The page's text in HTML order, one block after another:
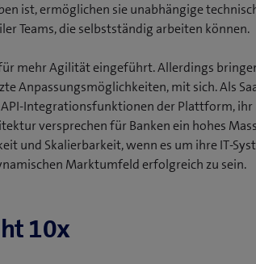
ist, ermöglichen sie unabhängige
Teams, die selbstständig arbeiten können.
mehr Agilität eingeführt. Allerdings
Anpassungsmöglichkeiten, mit sich. Als
Integrationsfunktionen der Plattform, ihr
versprechen für Banken ein hohes
und Skalierbarkeit, wenn es um ihre IT-
Marktumfeld erfolgreich zu sein.
10x